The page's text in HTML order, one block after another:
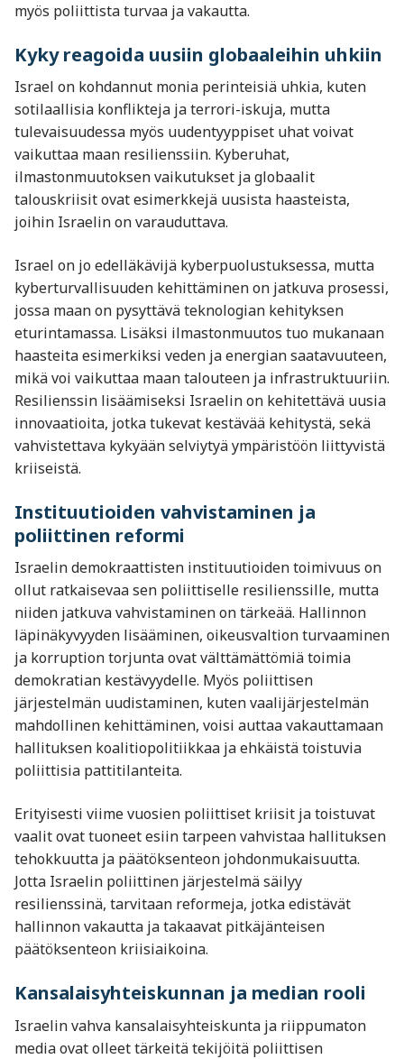
myös poliittista turvaa ja vakautta.
Kyky reagoida uusiin globaaleihin uhkiin
Israel on kohdannut monia perinteisiä uhkia, kuten
sotilaallisia konflikteja ja terrori-iskuja, mutta
tulevaisuudessa myös uudentyyppiset uhat voivat
vaikuttaa maan resilienssiin. Kyberuhat,
ilmastonmuutoksen vaikutukset ja globaalit
talouskriisit ovat esimerkkejä uusista haasteista,
joihin Israelin on varauduttava.
Israel on jo edelläkävijä kyberpuolustuksessa, mutta
kyberturvallisuuden kehittäminen on jatkuva prosessi,
jossa maan on pysyttävä teknologian kehityksen
eturintamassa. Lisäksi ilmastonmuutos tuo mukanaan
haasteita esimerkiksi veden ja energian saatavuuteen,
mikä voi vaikuttaa maan talouteen ja infrastruktuuriin.
Resilienssin lisäämiseksi Israelin on kehitettävä uusia
innovaatioita, jotka tukevat kestävää kehitystä, sekä
vahvistettava kykyään selviytyä ympäristöön liittyvistä
kriiseistä.
Instituutioiden vahvistaminen ja
poliittinen reformi
Israelin demokraattisten instituutioiden toimivuus on
ollut ratkaisevaa sen poliittiselle resilienssille, mutta
niiden jatkuva vahvistaminen on tärkeää. Hallinnon
läpinäkyvyyden lisääminen, oikeusvaltion turvaaminen
ja korruption torjunta ovat välttämättömiä toimia
demokratian kestävyydelle. Myös poliittisen
järjestelmän uudistaminen, kuten vaalijärjestelmän
mahdollinen kehittäminen, voisi auttaa vakauttamaan
hallituksen koalitiopolitiikkaa ja ehkäistä toistuvia
poliittisia pattitilanteita.
Erityisesti viime vuosien poliittiset kriisit ja toistuvat
vaalit ovat tuoneet esiin tarpeen vahvistaa hallituksen
tehokkuutta ja päätöksenteon johdonmukaisuutta.
Jotta Israelin poliittinen järjestelmä säilyy
resilienssinä, tarvitaan reformeja, jotka edistävät
hallinnon vakautta ja takaavat pitkäjänteisen
päätöksenteon kriisiaikoina.
Kansalaisyhteiskunnan ja median rooli
Israelin vahva kansalaisyhteiskunta ja riippumaton
media ovat olleet tärkeitä tekijöitä poliittisen